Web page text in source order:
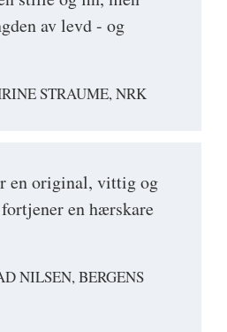
av levd - og
STRAUME, NRK
en original, vittig og
en hærskare
NILSEN, BERGENS